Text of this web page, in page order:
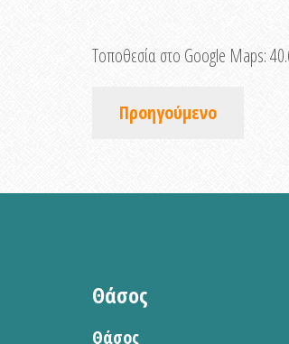
Τοποθεσία στο Google Maps:
Προηγούμενο
Θάσος
Θάσος